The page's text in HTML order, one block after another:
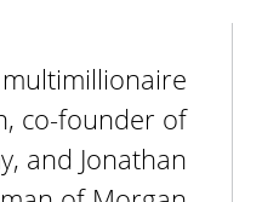
co-founder of
and Jonathan